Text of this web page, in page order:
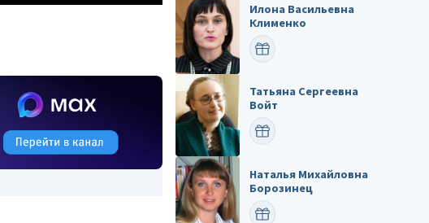
Илона Васильевна
Клименко
ПОЗДРАВИТЬ
Татьяна Сергеевна
Войт
ПОЗДРАВИТЬ
Наталья Михайловна
Борозинец
ПОЗДРАВИТЬ